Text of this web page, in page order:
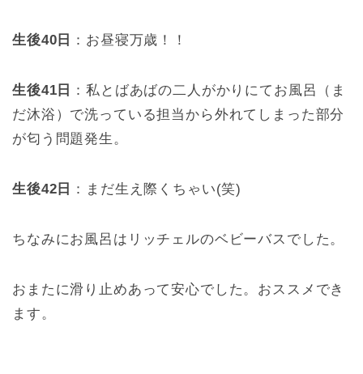
生後40日 ：お昼寝万歳！！
生後41日
：私とばあばの二人がかりにてお風呂（ま
だ沐浴）で洗っている担当から外れてしまった部分
が匂う問題発生。
生後42日 ：まだ生え際くちゃい(笑)
ちなみにお風呂はリッチェルのベビーバスでした。
おまたに滑り止めあって安心でした。おススメでき
ます。